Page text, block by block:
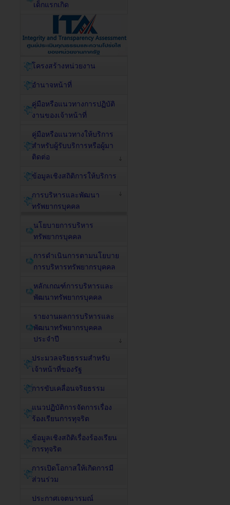
เด็กแรกเกิด
โครงสร้างหน่วยงาน
อำนาจหน้าที่
คู่มือหรือแนวทางการปฏิบัติ
งานของเจ้าหน้าที่
คู่มือหรือแนวทางให้บริการ
สำหรับผู้รับบริการหรือผู้มา
ติดต่อ
ข้อมูลเชิงสถิติการให้บริการ
การบริหารและพัฒนา
ทรัพยากรบุคคล
นโยบายการบริหาร
ทรัพยากรบุคคล
การดำเนินการตามนโยบาย
การบริหารทรัพยากรบุคคล
หลักเกณฑ์การบริหารและ
พัฒนาทรัพยากรบุคคล
รายงานผลการบริหารและ
พัฒนาทรัพยากรบุคคล
ประจำปี
ประมวลจริยธรรมสำหรับ
เจ้าหน้าที่ของรัฐ
การขับเคลื่อนจริยธรรม
แนวปฏิบัติการจัดการเรื่อง
ร้องเรียนการทุจริต
ข้อมูลเชิงสถิติเรื่องร้องเรียน
การทุจริต
การเปิดโอกาสให้เกิดการมี
ส่วนร่วม
ประกาศเจตนารมณ์